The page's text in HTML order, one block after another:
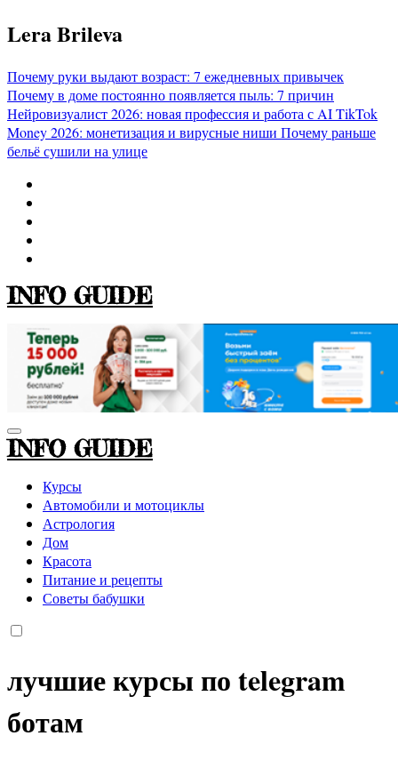
Перейти
к
Lera Brileva
Почему руки выдают возраст: 7 ежедневных привычек
Почему в доме постоянно появляется пыль: 7 причин
Нейровизуалист 2026: новая профессия и работа с AITikTok
Money 2026: монетизация и вирусные ниши Почему раньше
бельё сушили на улице
INFO GUIDE
INFO GUIDE
Курсы
Автомобили и мотоциклы
Астрология
Дом
Красота
Питание и рецепты
Советы бабушки
лучшие курсы по telegram
ботам